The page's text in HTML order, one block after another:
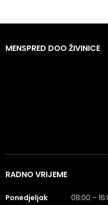
MENSPRED DOO ŽIVINICE
RADNO VRIJEME
Ponedjeljak 08:00 –